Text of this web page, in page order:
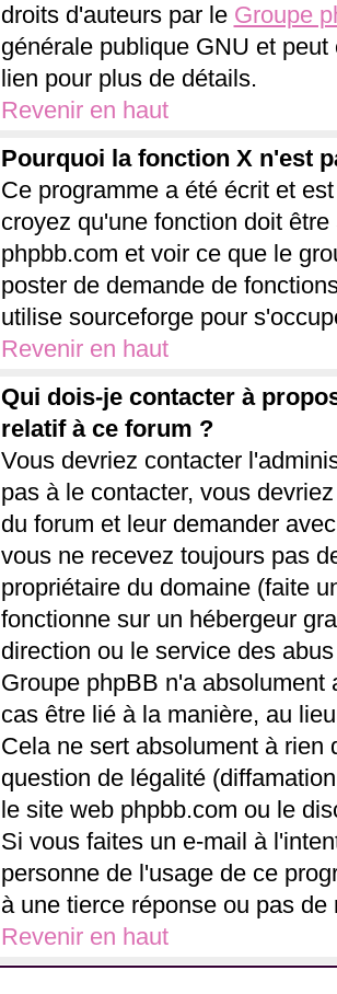
droits d'auteurs par le Groupe
générale publique GNU et
lien pour plus de détails.
Revenir en haut
Pourquoi la fonction X n'est
Ce programme a été écrit et
croyez qu'une fonction doit
phpbb.com et voir ce que le
poster de demande de
utilise sourceforge pour
Revenir en haut
Qui dois-je contacter à
relatif à ce forum ?
Vous devriez contacter
pas à le contacter, vous
du forum et leur demander
vous ne recevez toujours pas
propriétaire du domaine (faite
fonctionne sur un hébergeur
direction ou le service des
Groupe phpBB n'a
cas être lié à la manière, au
Cela ne sert absolument à rien
question de légalité
le site web phpbb.com ou le
Si vous faites un e-mail à
personne de l'usage de ce
à une tierce réponse ou pas de
Revenir en haut